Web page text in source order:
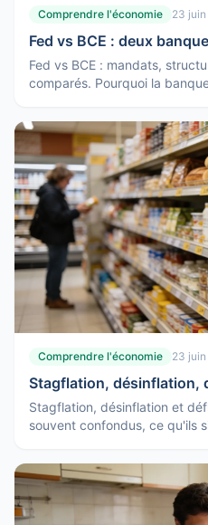
Comprendre l'économie 23
Fed vs BCE : deux
Fed vs BCE : mandats,
comparés. Pourquoi la
Comprendre l'économie 23
Stagflation, désinflation,
Stagflation, désinflation et
souvent confondus, ce qu'ils